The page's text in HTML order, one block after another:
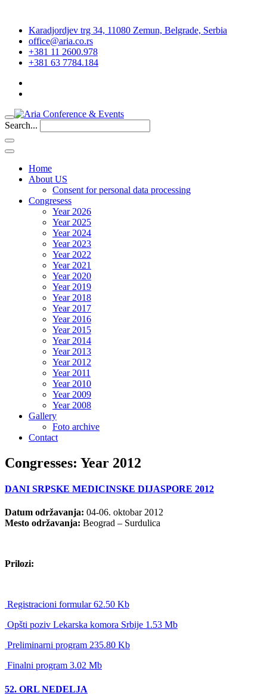
Karadjordjev trg 34, 11080 Zemun, Belgrade, Serbia
office@aria.co.rs
+381 11 2600.978
+381 63 7784.184
Search...
Home
About US
Consent for personal data processing
Congresess
Year 2026
Year 2025
Year 2024
Year 2023
Year 2022
Year 2021
Year 2020
Year 2019
Year 2018
Year 2017
Year 2016
Year 2015
Year 2014
Year 2013
Year 2012
Year 2011
Year 2010
Year 2009
Year 2008
Gallery
Foto archive
Contact
Congresses: Year 2012
DANI SRPSKE MEDICINSKE DIJASPORE 2012
Datum održavanja: 04-06. oktobar 2012
Mesto održavanja: Beograd – Surdulica
Prilozi:
Registracioni formular 62.50 Kb
Opšti poziv Lekarska komora Srbije 1.53 Mb
Preliminarni program 235.80 Kb
Finalni program 3.02 Mb
52. ORL NEDELJA